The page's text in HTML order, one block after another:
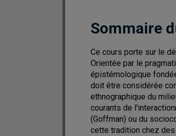
Sommaire
Ce cours porte sur le
Orientée par le
épistémologique
doit être considérée
ethnographique du
courants de
(Goffman) ou du
cette tradition chez des